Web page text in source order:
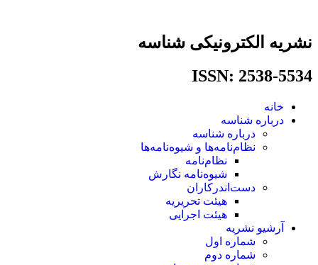
محتوا
نشریه الکترونیکی شناسه
ISSN: 2538-5534​
خانه
درباره شناسه
درباره شناسه
نظام‌نامه‌ها و شیوه‌نامه‌ها
نظام‌نامه
شیوه‌نامه نگارش
دست‌اندرکاران
هیئت تحریریه
هیئت اجرایی
آرشیو نشریه
شماره اول
شماره دوم